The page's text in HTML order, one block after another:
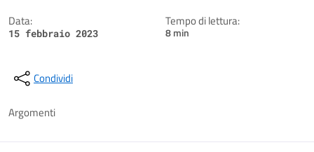
Data:
15 febbraio 2023
Tempo di lettura:
8 min
Condividi
Argomenti